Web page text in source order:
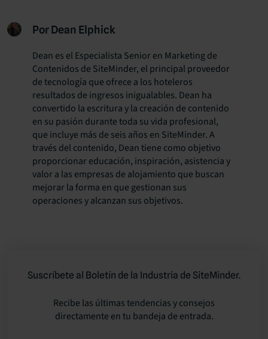
Por Dean Elphick
Dean es el Especialista Senior en Marketing de
Contenidos de SiteMinder, el principal proveedor
de tecnología que ofrece a los hoteleros
resultados de ingresos inigualables. Dean ha
convertido la escritura y la creación de contenido
en su pasión durante toda su vida profesional,
que incluye más de seis años en SiteMinder. A
través del contenido, Dean tiene como objetivo
proporcionar educación, inspiración, asistencia y
valor a las empresas de alojamiento que buscan
mejorar la forma en que gestionan sus
operaciones y alcanzan sus objetivos.
Suscríbete al Boletín de la Industria de SiteMinder.
Recibe las últimas tendencias y consejos
directamente en tu bandeja de entrada.